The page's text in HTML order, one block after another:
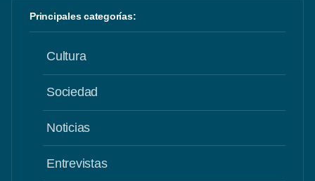
Principales categorías:
Cultura
Sociedad
Noticias
Entrevistas